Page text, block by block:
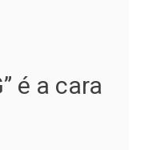
é a cara